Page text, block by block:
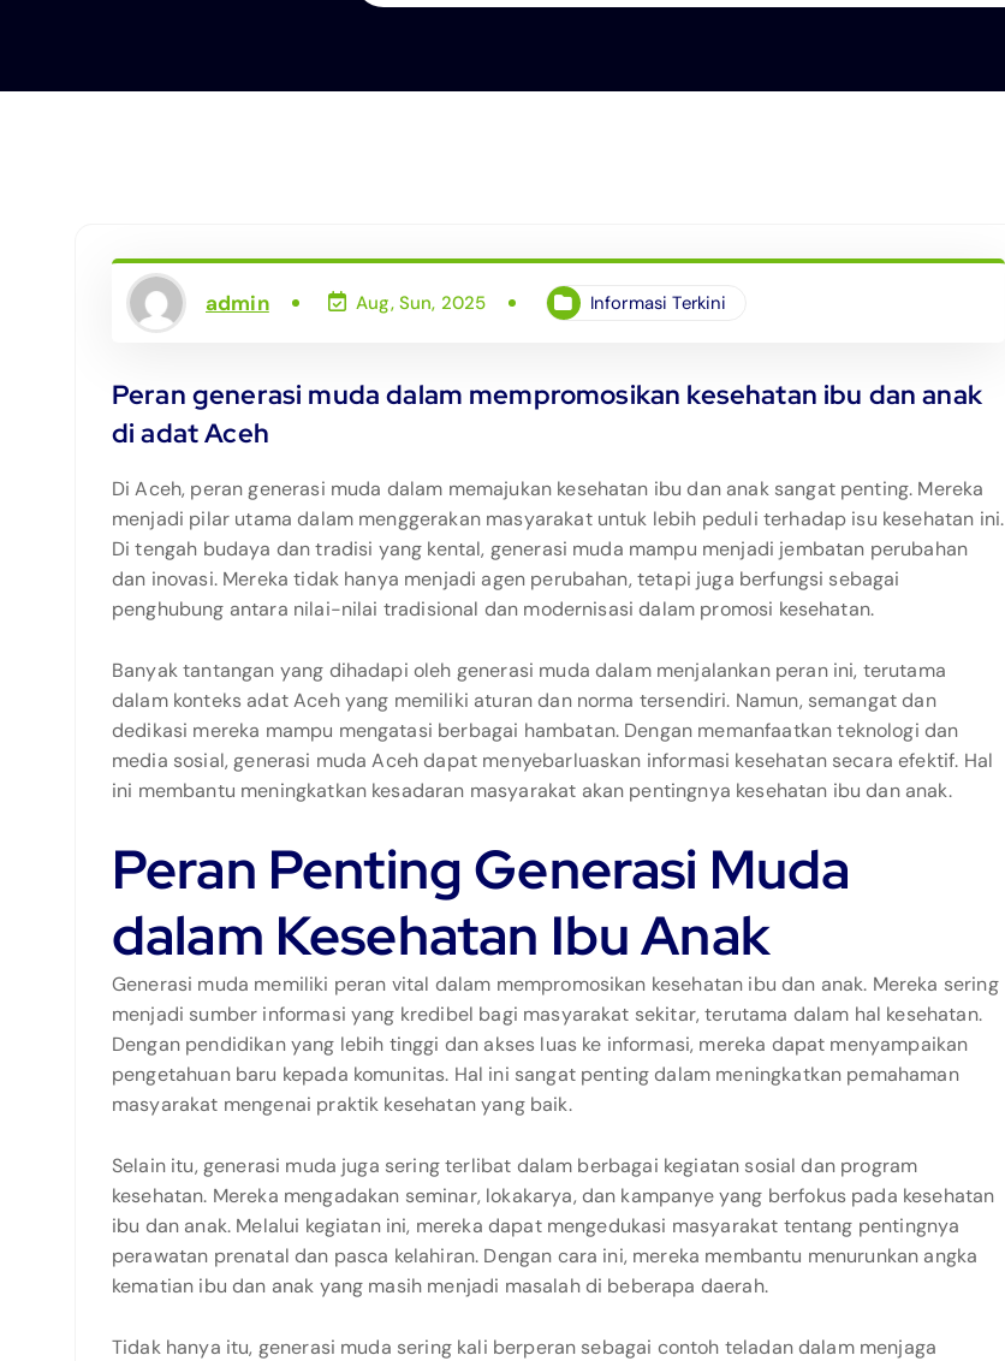
admin Aug, Sun, 2025 Informasi Terkini
Peran generasi muda dalam mempromosikan kesehatan ibu dan anak
di adat Aceh
Di Aceh, peran generasi muda dalam memajukan kesehatan ibu dan anak sangat penting. Mereka
menjadi pilar utama dalam menggerakan masyarakat untuk lebih peduli terhadap isu kesehatan ini.
Di tengah budaya dan tradisi yang kental, generasi muda mampu menjadi jembatan perubahan
dan inovasi. Mereka tidak hanya menjadi agen perubahan, tetapi juga berfungsi sebagai
penghubung antara nilai-nilai tradisional dan modernisasi dalam promosi kesehatan.
Banyak tantangan yang dihadapi oleh generasi muda dalam menjalankan peran ini, terutama
dalam konteks adat Aceh yang memiliki aturan dan norma tersendiri. Namun, semangat dan
dedikasi mereka mampu mengatasi berbagai hambatan. Dengan memanfaatkan teknologi dan
media sosial, generasi muda Aceh dapat menyebarluaskan informasi kesehatan secara efektif. Hal
ini membantu meningkatkan kesadaran masyarakat akan pentingnya kesehatan ibu dan anak.
Peran Penting Generasi Muda
dalam Kesehatan Ibu Anak
Generasi muda memiliki peran vital dalam mempromosikan kesehatan ibu dan anak. Mereka sering
menjadi sumber informasi yang kredibel bagi masyarakat sekitar, terutama dalam hal kesehatan.
Dengan pendidikan yang lebih tinggi dan akses luas ke informasi, mereka dapat menyampaikan
pengetahuan baru kepada komunitas. Hal ini sangat penting dalam meningkatkan pemahaman
masyarakat mengenai praktik kesehatan yang baik.
Selain itu, generasi muda juga sering terlibat dalam berbagai kegiatan sosial dan program
kesehatan. Mereka mengadakan seminar, lokakarya, dan kampanye yang berfokus pada kesehatan
ibu dan anak. Melalui kegiatan ini, mereka dapat mengedukasi masyarakat tentang pentingnya
perawatan prenatal dan pasca kelahiran. Dengan cara ini, mereka membantu menurunkan angka
kematian ibu dan anak yang masih menjadi masalah di beberapa daerah.
Tidak hanya itu, generasi muda sering kali berperan sebagai contoh teladan dalam menjaga